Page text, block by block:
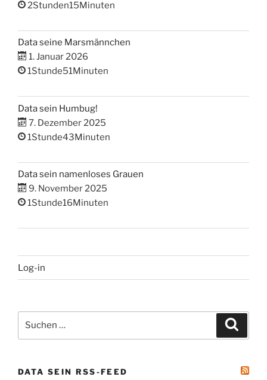
2Stunden15Minuten
Data seine Marsmännchen
1. Januar 2026
1Stunde51Minuten
Data sein Humbug!
7. Dezember 2025
1Stunde43Minuten
Data sein namenloses Grauen
9. November 2025
1Stunde16Minuten
Log-in
nach:
DATA SEIN RSS-FEED